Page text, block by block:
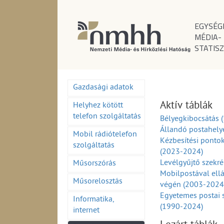
MÉDIA-
Gazdasági adatok
Helyhez kötött
telefon szolgáltatás
Mobil rádiótelefon
szolgáltatás
Műsorszórás
Műsorelosztás
Informatika,
internet
Aktív táblák
Bélyegkibocsátás
Állandó
Kézbesítési
(2023-2024)
Levélgyűjtő
Mobilpostával
végén (2003-
Egyetemes
(1990-2024)
Egyetemes postai